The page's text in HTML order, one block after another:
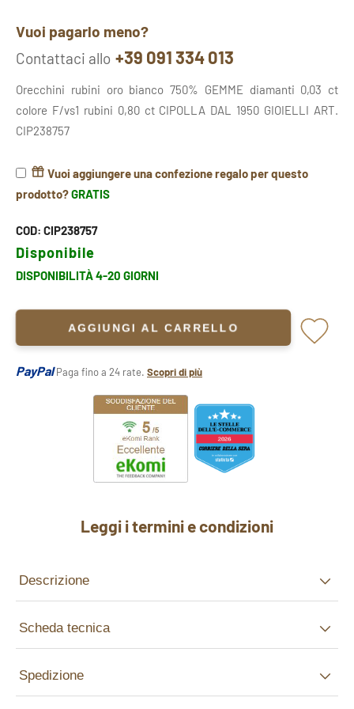
Vuoi pagarlo meno?
Contattaci allo +39 091 334 013
Orecchini rubini oro bianco 750% GEMME diamanti 0,03 ct
colore F/vs1 rubini 0,80 ct CIPOLLA DAL 1950 GIOIELLI ART.
CIP238757
Vuoi aggiungere una confezione regalo per questo
prodotto?GRATIS
COD: CIP238757
Disponibile
DISPONIBILITÀ 4-20 GIORNI
AGGIUNGI AL CARRELLO
PayPal Paga fino a 24 rate. Scopri di più
Leggi i termini e condizioni
Descrizione
Scheda tecnica
Spedizione